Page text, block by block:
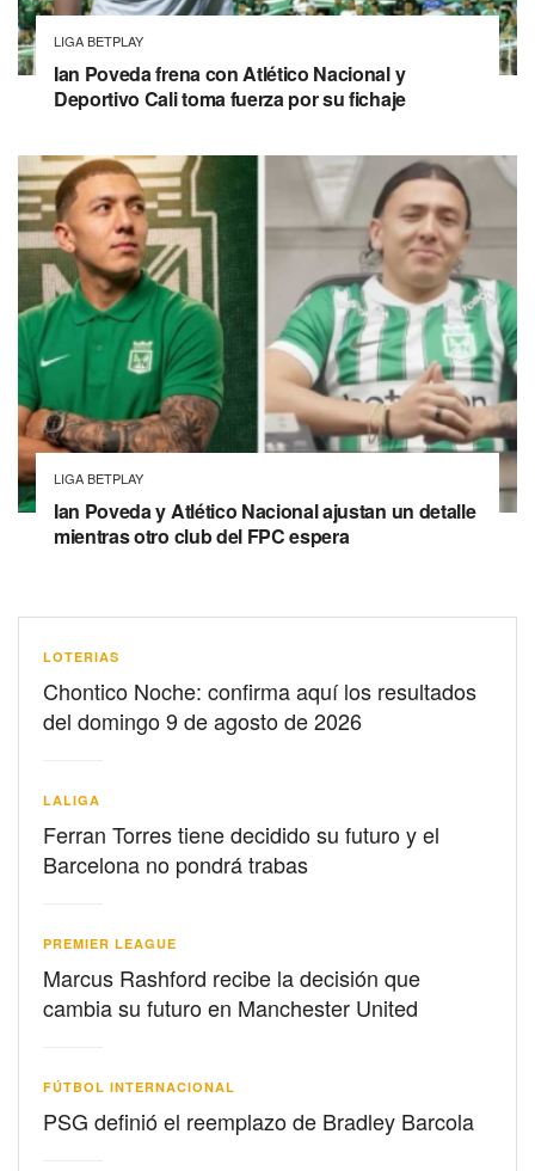
LIGA BETPLAY
Ian Poveda frena con Atlético Nacional y
Deportivo Cali toma fuerza por su fichaje
LIGA BETPLAY
Ian Poveda y Atlético Nacional ajustan un detalle
mientras otro club del FPC espera
LOTERIAS
Chontico Noche: confirma aquí los resultados
del domingo 9 de agosto de 2026
LALIGA
Ferran Torres tiene decidido su futuro y el
Barcelona no pondrá trabas
PREMIER LEAGUE
Marcus Rashford recibe la decisión que
cambia su futuro en Manchester United
FÚTBOL INTERNACIONAL
PSG definió el reemplazo de Bradley Barcola